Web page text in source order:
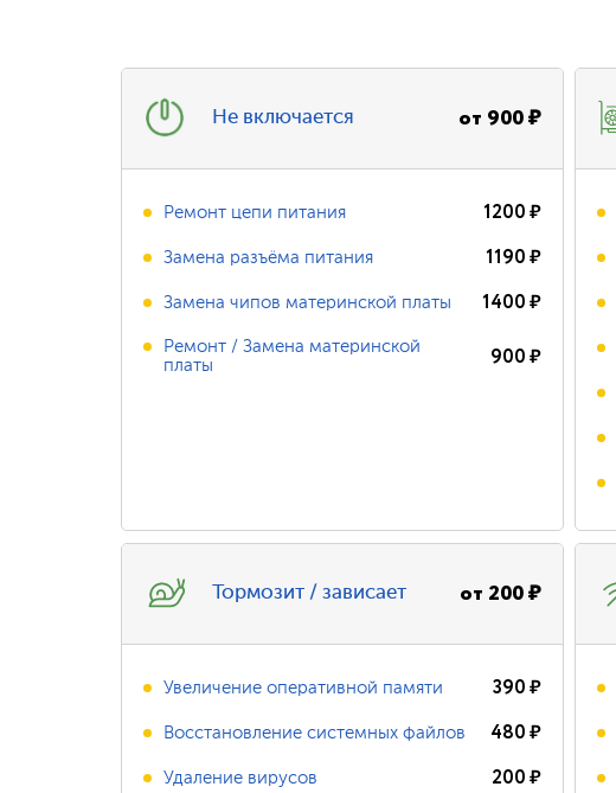
Не включается от 900₽
Ремонт цепи питания 1200₽
Замена разъёма питания 1190₽
Замена чипов материнской платы 1400₽
Ремонт / Замена материнской
платы
900₽
Тормозит / зависает от 200₽
Увеличение оперативной памяти 390₽
Восстановление системных файлов 480₽
Удаление вирусов 200₽